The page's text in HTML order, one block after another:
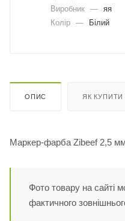
Виробник — яя
Колір — Білий
ОПИС ЯК КУПИТИ
Маркер-фарба Zibeef 2,5
Фото товару на сайті
фактичного